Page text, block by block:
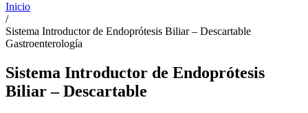
Inicio
/
Sistema Introductor de Endoprótesis Biliar – Descartable
Gastroenterología
Sistema Introductor de Endoprótesis
Biliar – Descartable